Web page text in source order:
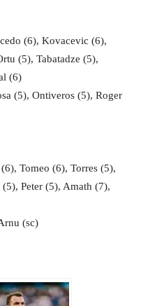
(6), Kovacevic (6),
(5), Tabatadze (5),
(6)
(5), Ontiveros (5), Roger
Tomeo (6), Torres (5),
Peter (5), Amath (7),
(sc)